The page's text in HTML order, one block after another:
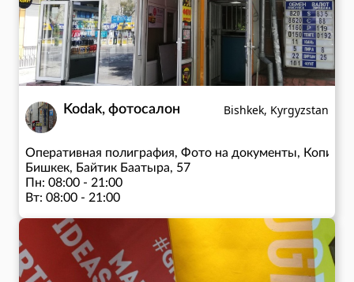
Kodak, фотосалон Bishkek, Kyrgyzstan
Оперативная полиграфия, Фото на документы,
Бишкек, Байтик Баатыра, 57
Пн: 08:00 - 21:00
Вт: 08:00 - 21:00
Чт: 08:00 - 21:00
Пт: 08:00 - 21:00
Сб: 09:00 - 21:00
Вс: 09:00 - 21:00
зимний период: пн-пт 8:00-20:00; сб-вс 9:00-20:00